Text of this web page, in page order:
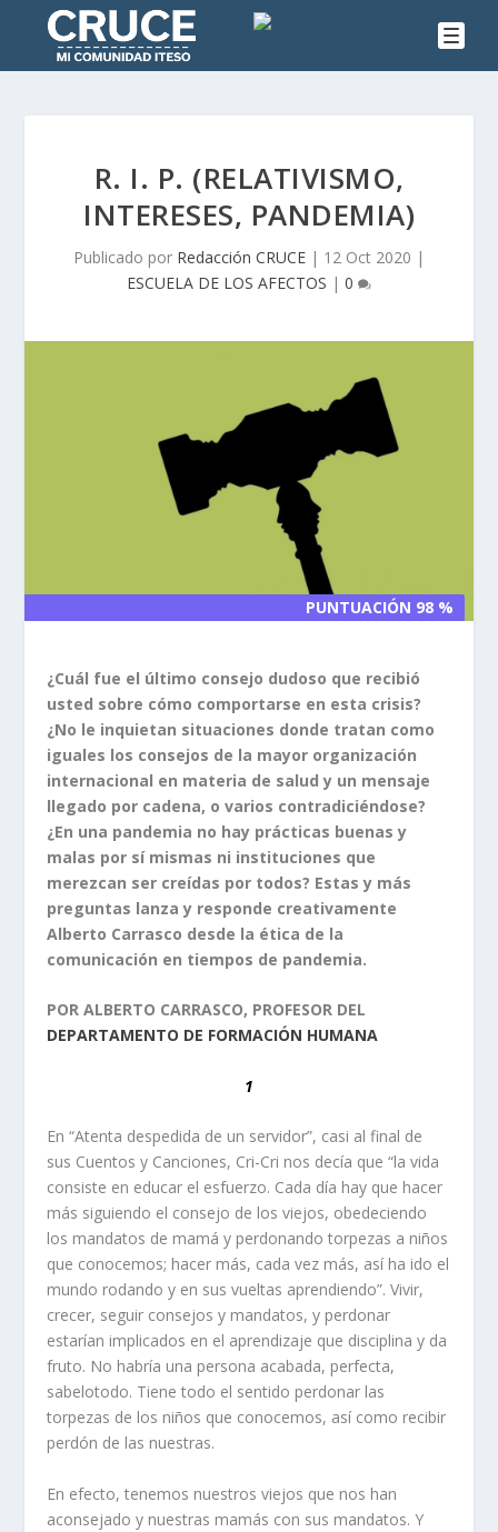
R. I. P. (RELATIVISMO,
INTERESES, PANDEMIA)
Publicado por Redacción CRUCE | 12 Oct 2020 |
ESCUELA DE LOS AFECTOS | 0
PUNTUACIÓN 98 %
PUNTUACIÓN 98 %
¿Cuál fue el último consejo dudoso que recibió
usted sobre cómo comportarse en esta crisis?
¿No le inquietan situaciones donde tratan como
iguales los consejos de la mayor organización
internacional en materia de salud y un mensaje
llegado por cadena, o varios contradiciéndose?
¿En una pandemia no hay prácticas buenas y
malas por sí mismas ni instituciones que
merezcan ser creídas por todos? Estas y más
preguntas lanza y responde creativamente
Alberto Carrasco desde la ética de la
comunicación en tiempos de pandemia.
POR ALBERTO CARRASCO, PROFESOR DEL
DEPARTAMENTO DE FORMACIÓN HUMANA
1
En “Atenta despedida de un servidor”, casi al final de
sus Cuentos y Canciones, Cri-Cri nos decía que “la vida
consiste en educar el esfuerzo. Cada día hay que hacer
más siguiendo el consejo de los viejos, obedeciendo
los mandatos de mamá y perdonando torpezas a niños
que conocemos; hacer más, cada vez más, así ha ido el
mundo rodando y en sus vueltas aprendiendo”. Vivir,
crecer, seguir consejos y mandatos, y perdonar
estarían implicados en el aprendizaje que disciplina y da
fruto. No habría una persona acabada, perfecta,
sabelotodo. Tiene todo el sentido perdonar las
torpezas de los niños que conocemos, así como recibir
perdón de las nuestras.
En efecto, tenemos nuestros viejos que nos han
aconsejado y nuestras mamás con sus mandatos. Y